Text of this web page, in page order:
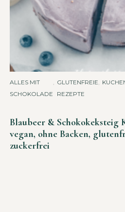
ALLES MIT
SCHOKOLADE
GLUTENFREIE
REZEPTE
Blaubeer & Schokokeksteig
vegan, ohne Backen,
zuckerfrei